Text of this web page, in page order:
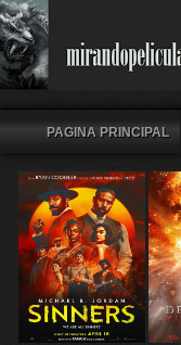
PAGINA PRINCIPAL